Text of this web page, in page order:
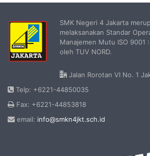
SMK Negeri 4 Jakarta
melaksanakan Standar
Manajemen Mutu ISO 9001
oleh TUV NORD.
Jalan Rorotan VI No. 1
Telp: +6221-44850035
Fax: +6221-44853818
email: info@smkn4jkt.sch.id